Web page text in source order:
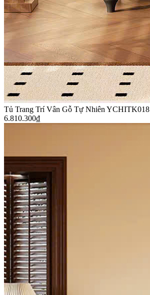
Tủ Trang Trí Vân Gỗ Tự Nhiên YCHITK018
6.810.300₫